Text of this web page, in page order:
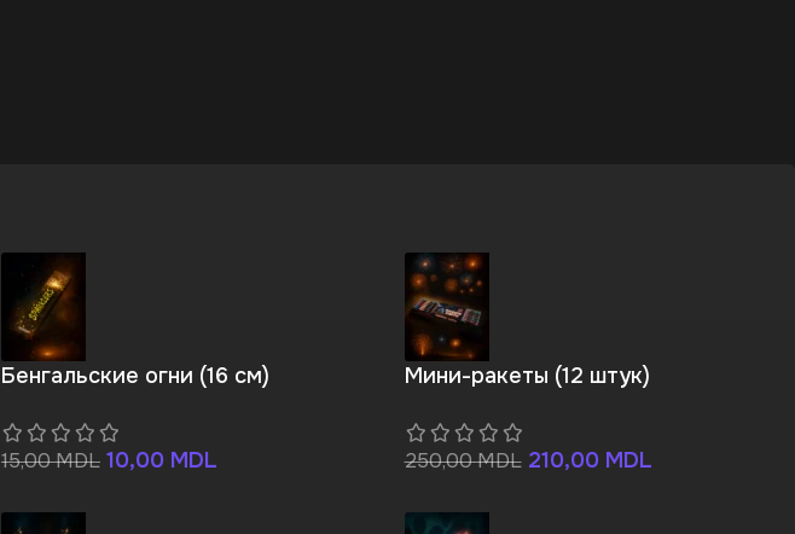
Бенгальские огни (16 см)
15,00MDL 10,00 MDL
Мини-ракеты (12 штук)
250,00MDL 210,00 MDL